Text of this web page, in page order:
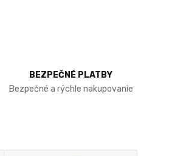
BEZPEČNÉ PLATBY
Bezpečné a rýchle nakupovanie